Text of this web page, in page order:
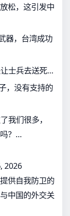
松，这引发中
器，台湾成功
士兵去送死…
，没有支持的
我们很多，
？…
2026
供自我防卫的
中国的外交关